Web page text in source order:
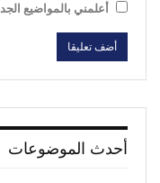
أعلمني بالمواضيع
أحدث الموضوعات